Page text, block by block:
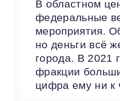
В областном
федеральные
мероприятия.
но деньги всё
города. В 2021
фракции
цифра ему ни к